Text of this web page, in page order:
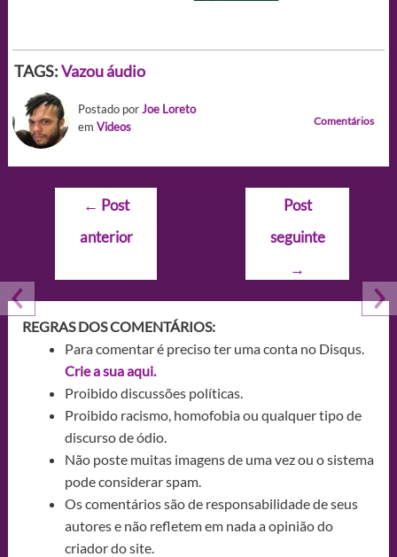
TAGS:Vazou áudio
Postado porJoe Loreto
em Videos Comentários
Navegação
Post
← Post
anterior
Post
seguinte
→
REGRAS DOS COMENTÁRIOS:
Para comentar é preciso ter uma conta no Disqus.
Crie a sua aqui.
Proibido discussões políticas.
Proibido racismo, homofobia ou qualquer tipo de
discurso de ódio.
Não poste muitas imagens de uma vez ou o sistema
pode considerar spam.
Os comentários são de responsabilidade de seus
autores e não refletem em nada a opinião do
criador do site.